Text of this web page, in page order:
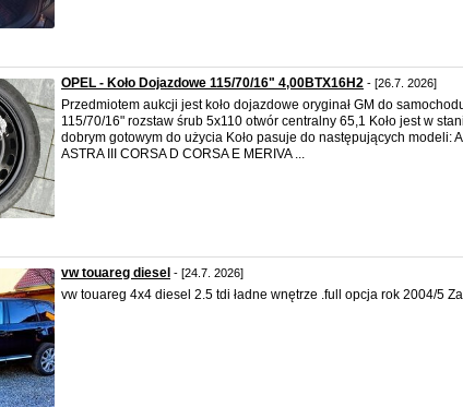
OPEL - Koło Dojazdowe 115/70/16" 4,00BTX16H2 - [26.7. 2026]
Przedmiotem aukcji jest koło dojazdowe oryginał GM do
115/70/16" rozstaw śrub 5x110 otwór centralny 65,1 Koło jest w
dobrym gotowym do użycia Koło pasuje do następujących modeli:
ASTRA III CORSA D CORSA E MERIVA ...
vw touareg diesel - [24.7. 2026]
vw touareg 4x4 diesel 2.5 tdi ładne wnętrze .full opcja rok 2004/5